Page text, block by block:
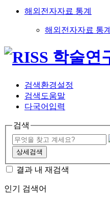
해외전자자료 통계
해외전자자료 통계
검색환경설정
검색도움말
다국어입력
검색
상세검색
결과 내 재검색
인기 검색어